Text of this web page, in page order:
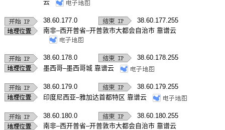
云
38.60.177.0
38.60.177.255
南非–西开普省–开普敦市大都会自治市 靠谱云
38.60.178.0
38.60.178.255
墨西哥–墨西哥城 靠谱云
38.60.179.0
38.60.179.255
印度尼西亚–雅加达首都特区 靠谱云
38.60.180.0
38.60.180.255
南非–西开普省–开普敦市大都会自治市 靠谱云